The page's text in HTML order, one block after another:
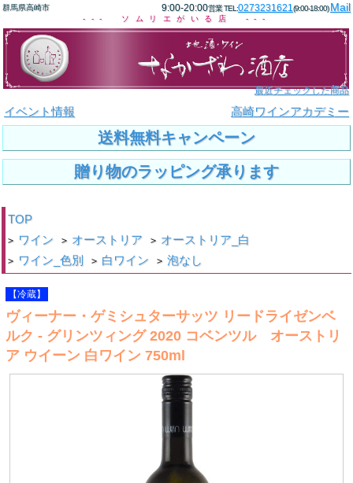
群馬県高崎市 9:00-20:00営業 TEL:0273231621(9:00-18:00)Mail
--- ソムリエがいる店 ---
最近チェックした商品
イベント情報 高崎ワインアカデミー
送料無料キャンペーン
贈り物のラッピング承ります
TOP
> ワイン > オーストリア > オーストリア_白
> ワイン_色別 > 白ワイン > 泡なし
【冷蔵】
ヴィーナー・ゲミシュターサッツ リードライゼンベ
ルク - グリンツィング 2020 コベンツル オーストリ
ア ウイーン 白ワイン 750ml